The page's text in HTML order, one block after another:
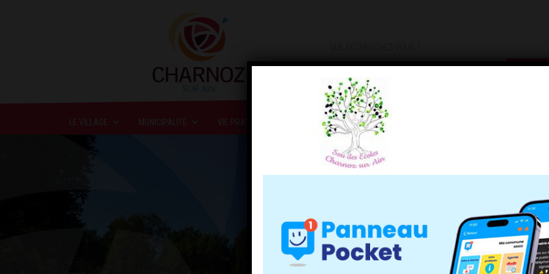
LE VILLAGE MUNICIPALITÉ VIE PRATIQUE DEMARCHES INFOS PRATIQUES